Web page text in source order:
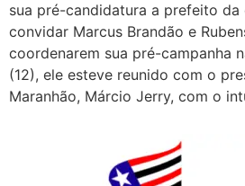
sua pré-candidatura a prefeito da
convidar Marcus Brandão e
coordenarem sua pré-campanha
(12), ele esteve reunido com o
Maranhão, Márcio Jerry, com o